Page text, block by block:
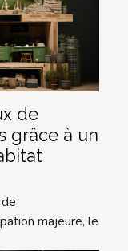
de
grâce à un
majeure, le